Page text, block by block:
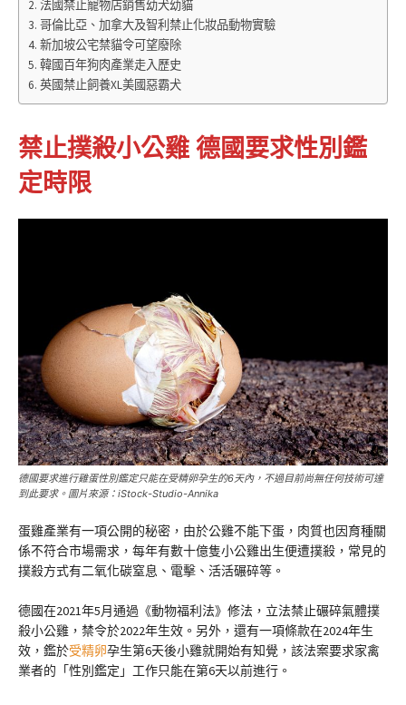
法國禁止寵物店銷售幼犬幼貓
哥倫比亞、加拿大及智利禁止化妝品動物實驗
新加坡公宅禁貓令可望廢除
韓國百年狗肉產業走入歷史
英國禁止飼養XL美國惡霸犬
禁止撲殺小公雞 德國要求性別鑑
定時限
德國要求進行雞蛋性別鑑定只能在受精卵孕生的6天內，不過目前尚無任何技術可達
到此要求。圖片來源：iStock-Studio-Annika
蛋雞產業有一項公開的秘密，由於公雞不能下蛋，肉質也因育種關
係不符合市場需求，每年有數十億隻小公雞出生便遭撲殺，常見的
撲殺方式有二氧化碳窒息、電擊、活活碾碎等。
德國在2021年5月通過《動物福利法》修法，立法禁止碾碎氣體撲
殺小公雞，禁令於2022年生效。另外，還有一項條款在2024年生
效，鑑於受精卵孕生第6天後小雞就開始有知覺，該法案要求家禽
業者的「性別鑑定」工作只能在第6天以前進行。